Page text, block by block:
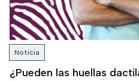
Noticia
¿Pueden las huellas